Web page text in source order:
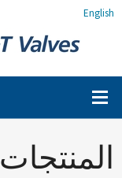
English
المنتجات